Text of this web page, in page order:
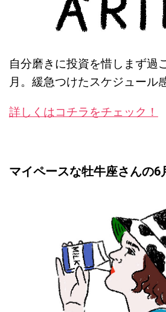
自分磨きに投資を惜しまず過
月。緩急つけたスケジュール
詳しくはコチラをチェック！
マイペースな牡牛座さんの6